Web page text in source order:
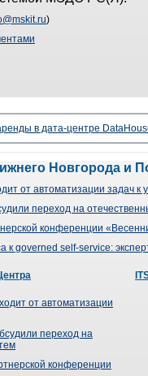
)
в дата-центре
Новгорода и
от автоматизации задач к
переход на
конференции
к governed self-service:
от автоматизации
переход на
конференции